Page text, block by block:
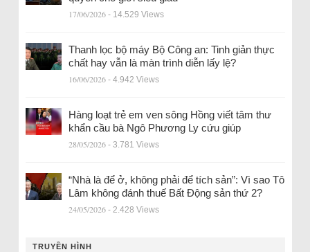
17/06/2026 - 14.529 Views
Thanh lọc bộ máy Bộ Công an: Tinh giản thực
chất hay vẫn là màn trình diễn lấy lệ?
16/06/2026 - 4.942 Views
Hàng loạt trẻ em ven sông Hồng viết tâm thư
khẩn cầu bà Ngô Phương Ly cứu giúp
28/05/2026 - 3.781 Views
“Nhà là để ở, không phải để tích sản”: Vì sao Tô
Lâm không đánh thuế Bất Động sản thứ 2?
24/05/2026 - 2.428 Views
TRUYỀN HÌNH